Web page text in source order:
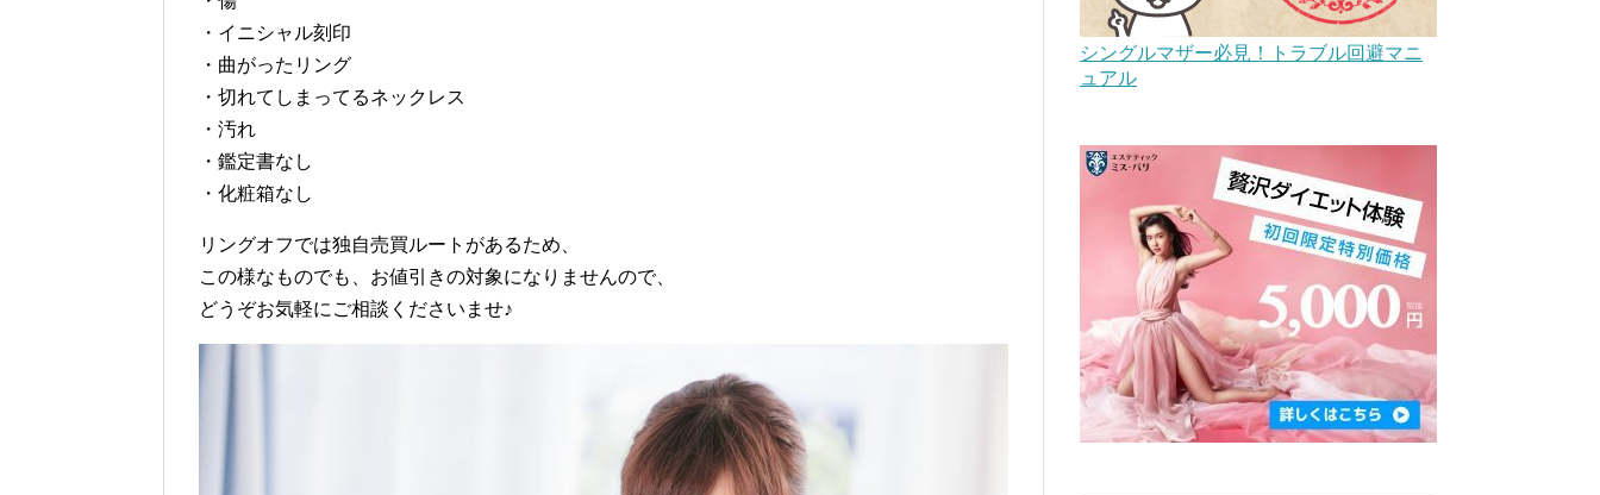
・イニシャル刻印
・曲がったリング
・切れてしまってるネックレス
・汚れ
・鑑定書なし
・化粧箱なし
リングオフでは独自売買ルートがあるため、
この様なものでも、お値引きの対象になりませんので、
どうぞお気軽にご相談くださいませ♪
シングルマザー必見！トラブル回避マニ
ュアル